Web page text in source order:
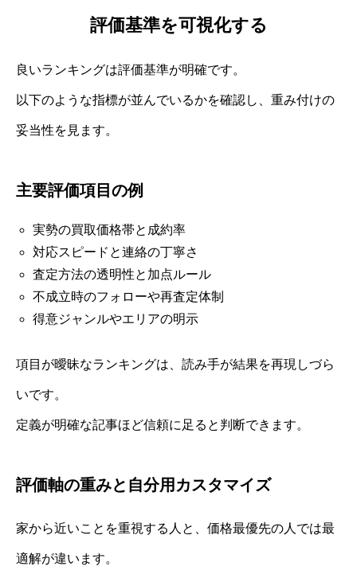
評価基準を可視化する
良いランキングは評価基準が明確です。
以下のような指標が並んでいるかを確認し、重み付けの
妥当性を見ます。
主要評価項目の例
実勢の買取価格帯と成約率
対応スピードと連絡の丁寧さ
査定方法の透明性と加点ルール
不成立時のフォローや再査定体制
得意ジャンルやエリアの明示
項目が曖昧なランキングは、読み手が結果を再現しづら
いです。
定義が明確な記事ほど信頼に足ると判断できます。
評価軸の重みと自分用カスタマイズ
家から近いことを重視する人と、価格最優先の人では最
適解が違います。